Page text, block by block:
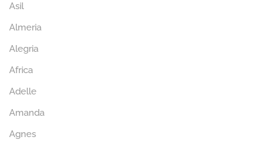
Asil
Almeria
Alegria
Africa
Adelle
Amanda
Agnes